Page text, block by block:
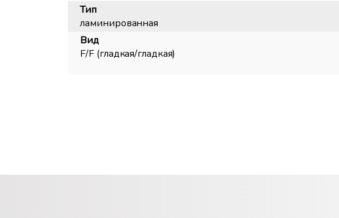
Тип
ламинированная
Вид
F/F (гладкая/гладкая)